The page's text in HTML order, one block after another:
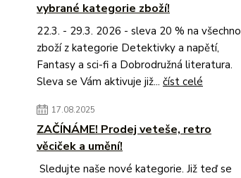
vybrané kategorie zboží!
22.3. - 29.3. 2026 - sleva 20 % na všechno
zboží z kategorie Detektivky a napětí,
Fantasy a sci-fi a Dobrodružná literatura.
Sleva se Vám aktivuje již... číst celé
17.08.2025
ZAČÍNÁME! Prodej veteše, retro
věciček a umění!
Sledujte naše nové kategorie. Již teď se